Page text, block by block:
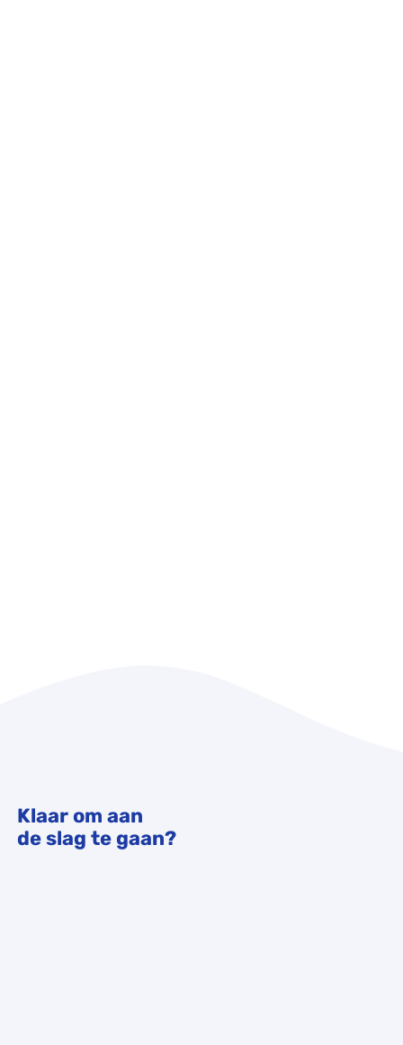
Klaar om aan
de slag te gaan?